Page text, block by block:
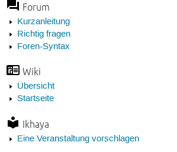
Forum
Kurzanleitung
Richtig fragen
Foren-Syntax
Wiki
Übersicht
Startseite
Ikhaya
Eine Veranstaltung vorschlagen